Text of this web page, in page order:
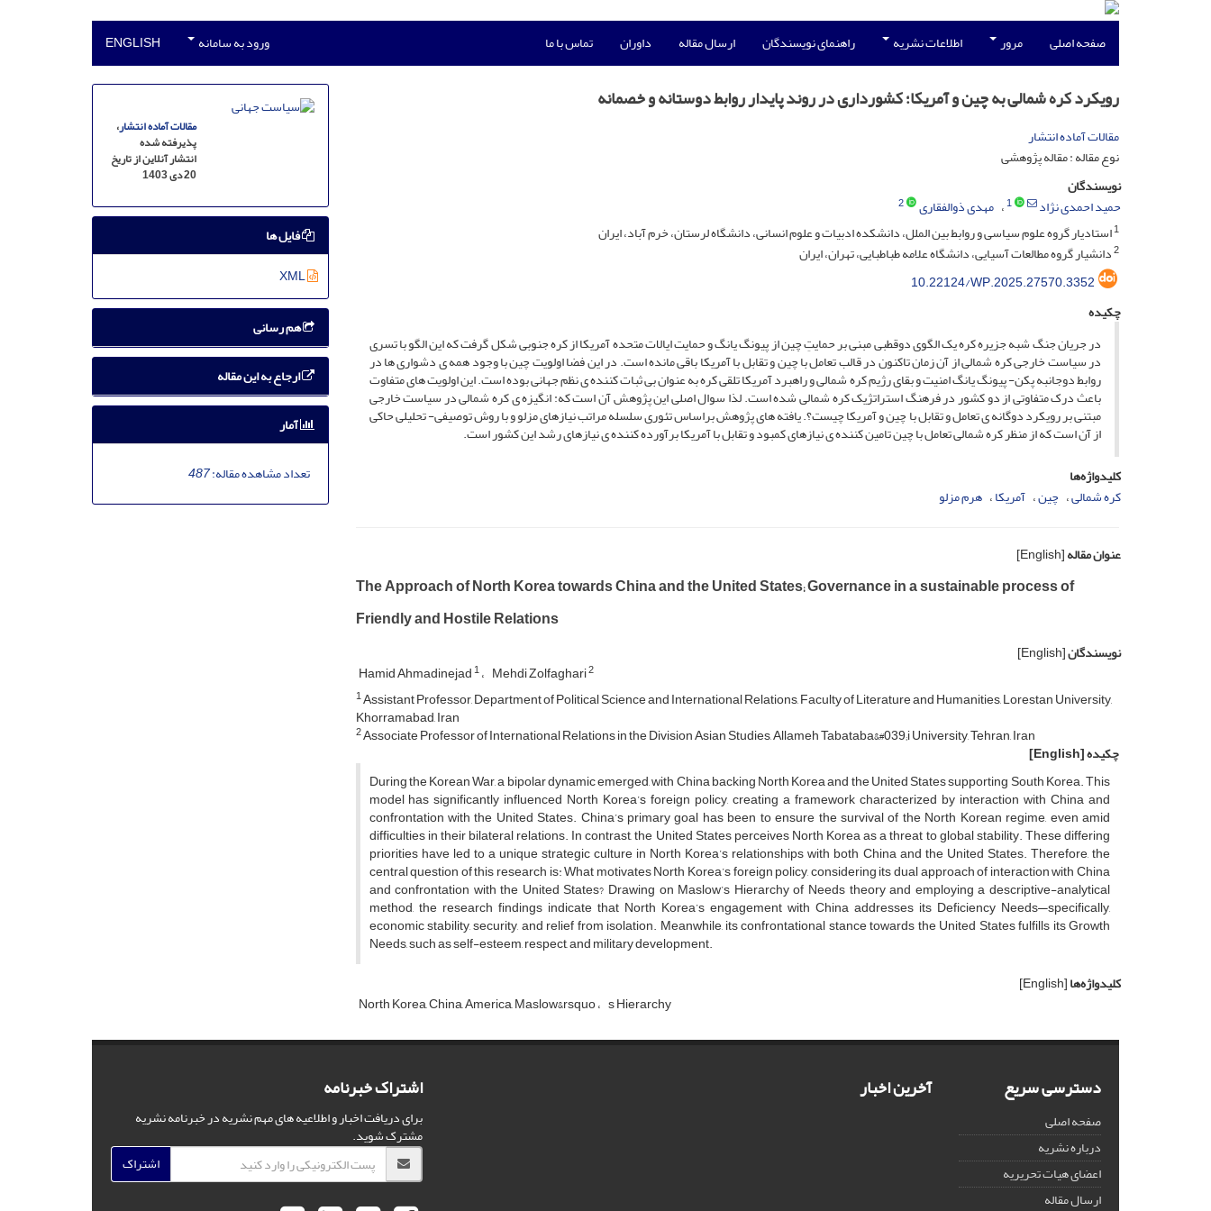
صفحه اصلی مرور اطلاعات نشریه راهنمای نویسندگان ارسال مقاله داوران تماس با ما ورود به سامانه ENGLISH
رویکرد کره شمالی به چین و آمریکا؛ کشورداری در روند پایدار روابط دوستانه و خصمانه
مقالات آماده انتشار
نوع مقاله : مقاله پژوهشی
نویسندگان
حمید احمدی نژاد
1 مهدی ذوالفقاری
2
1استادیار گروه علوم سیاسی و روابط بین الملل، دانشکده ادبیات و علوم انسانی، دانشگاه لرستان، خرم آباد، ایران
2دانشیار گروه مطالعات آسیایی، دانشگاه علامه طباطبایی، تهران، ایران
10.22124/WP.2025.27570.3352
چکیده
در جریان جنگ شبه ‏جزیره کره یک الگوی دوقطبی مبنی بر حمایتِ چین از پیونگ یانگ و حمایت ایالات متحده آمریکا از کره جنوبی شکل گرفت که این الگو با تسری
در سیاست خارجی کره شمالی از آن زمان تاکنون در قالب تعامل با چین و تقابل با آمریکا باقی مانده است. در این فضا اولویت چین با وجود همه‏ ی دشواری‏ ها در
روابط دوجانبه پکن- پیونگ یانگ امنیت و بقای رژیم کره شمالی و راهبرد آمریکا تلقی کره به عنوان بی‏ ثبات کننده‏ ی نظم جهانی بوده است. این اولویت ‏های متفاوت
باعث درک متفاوتی از دو کشور در فرهنگ استراتژیک کره شمالی شده است. لذا سوال اصلی این پژوهش آن است که: انگیزه ‏ی کره شمالی در سیاست خارجی
مبتنی بر رویکرد دوگانه‏ ی تعامل و تقابل با چین و آمریکا چیست؟. یافته‏ های پژوهش براساس تئوری سلسله ‏مراتب نیازهای مزلو و با روش توصیفی- تحلیلی حاکی
از آن است که از منظر کره شمالی تعامل با چین تامین کننده ‏ی نیازهای کمبود و تقابل با آمریکا برآورده کننده‏ ی نیازهای رشد این کشور است.
کلیدواژه‌ها
کره شمالی چین آمریکا هرم مزلو
عنوان مقاله[English]
The Approach of North Korea towards China and the United States; Governance in a sustainable process of
Friendly and Hostile Relations
نویسندگان[English]
Hamid Ahmadinejad1 Mehdi Zolfaghari2
1Assistant Professor, Department of Political Science and International Relations, Faculty of Literature and Humanities, Lorestan University,
Khorramabad, Iran
2Associate Professor of International Relations in the Division Asian Studies, Allameh Tabataba&#039;i University, Tehran, Iran
چکیده[English]
During the Korean War, a bipolar dynamic emerged, with China backing North Korea and the United States supporting South Korea. This
model has significantly influenced North Korea’s foreign policy, creating a framework characterized by interaction with China and
confrontation with the United States. China’s primary goal has been to ensure the survival of the North Korean regime, even amid
difficulties in their bilateral relations. In contrast, the United States perceives North Korea as a threat to global stability. These differing
priorities have led to a unique strategic culture in North Korea’s relationships with both China and the United States. Therefore, the
central question of this research is: What motivates North Korea’s foreign policy, considering its dual approach of interaction with China
and confrontation with the United States? Drawing on Maslow’s Hierarchy of Needs theory and employing a descriptive-analytical
method, the research findings indicate that North Korea’s engagement with China addresses its Deficiency Needs—specifically,
economic stability, security, and relief from isolation. Meanwhile, its confrontational stance towards the United States fulfills its Growth
Needs, such as self-esteem, respect, and military development.
کلیدواژه‌ها[English]
North Korea, China, America, Maslow&rsquo s Hierarchy
مقالات آماده انتشار،
پذیرفته شده
انتشار آنلاین از تاریخ
20 دی 1403
فایل ها
XML
هم رسانی
ارجاع به این مقاله
آمار
تعداد مشاهده مقاله:487
دسترسی سریع
صفحه اصلی
درباره نشریه
اعضای هیات تحریریه
ارسال مقاله
آخرین اخبار اشتراک خبرنامه
برای دریافت اخبار و اطلاعیه های مهم نشریه در خبرنامه نشریه
مشترک شوید.
اشتراک